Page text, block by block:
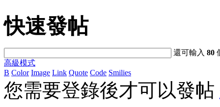
快速發帖
還可輸入80
高級模式
B Color Image Link Quote Code Smilies
您需要登錄後才可以發帖